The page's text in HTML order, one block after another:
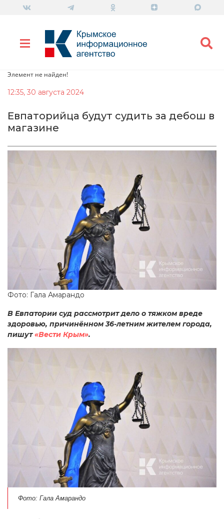
Элемент не найден!
12:35, 30 августа 2024
Евпаторийца будут судить за дебош в
магазине
Фото: Гала Амарандо
В Евпатории суд рассмотрит дело о тяжком вреде
здоровью, причинённом 36-летним жителем города,
пишут«Вести Крым».
Фото: Гала Амарандо